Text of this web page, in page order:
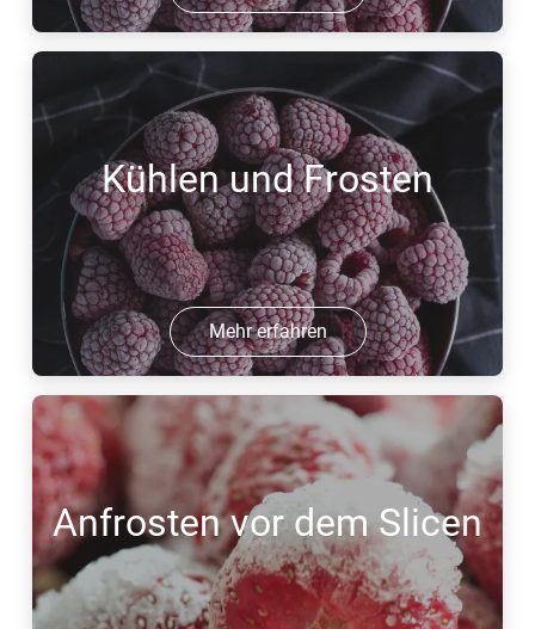
Kühlen und Frosten
Mehr erfahren
Anfrosten vor dem Slicen